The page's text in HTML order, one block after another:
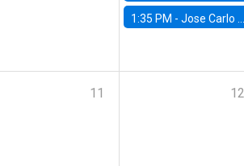
1:35 PM -Jose Carlo Bermudez, UC (ME) & World Bank
11 12